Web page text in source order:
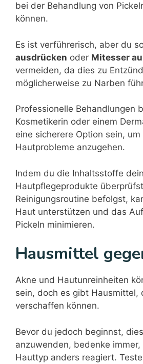
bei der Behandlung von
können.
Es ist verführerisch, aber du
ausdrücken oder Mitesser
vermeiden, da dies zu
möglicherweise zu Narben
Professionelle Behandlungen
Kosmetikerin oder einem
eine sicherere Option sein,
Hautprobleme anzugehen.
Indem du die Inhaltsstoffe
Hautpflegeprodukte
Reinigungsroutine befolgst,
Haut unterstützen und das
Pickeln minimieren.
Hausmittel
Akne und Hautunreinheiten
sein, doch es gibt Hausmittel,
verschaffen können.
Bevor du jedoch beginnst,
anzuwenden, bedenke
Hauttyp anders reagiert.